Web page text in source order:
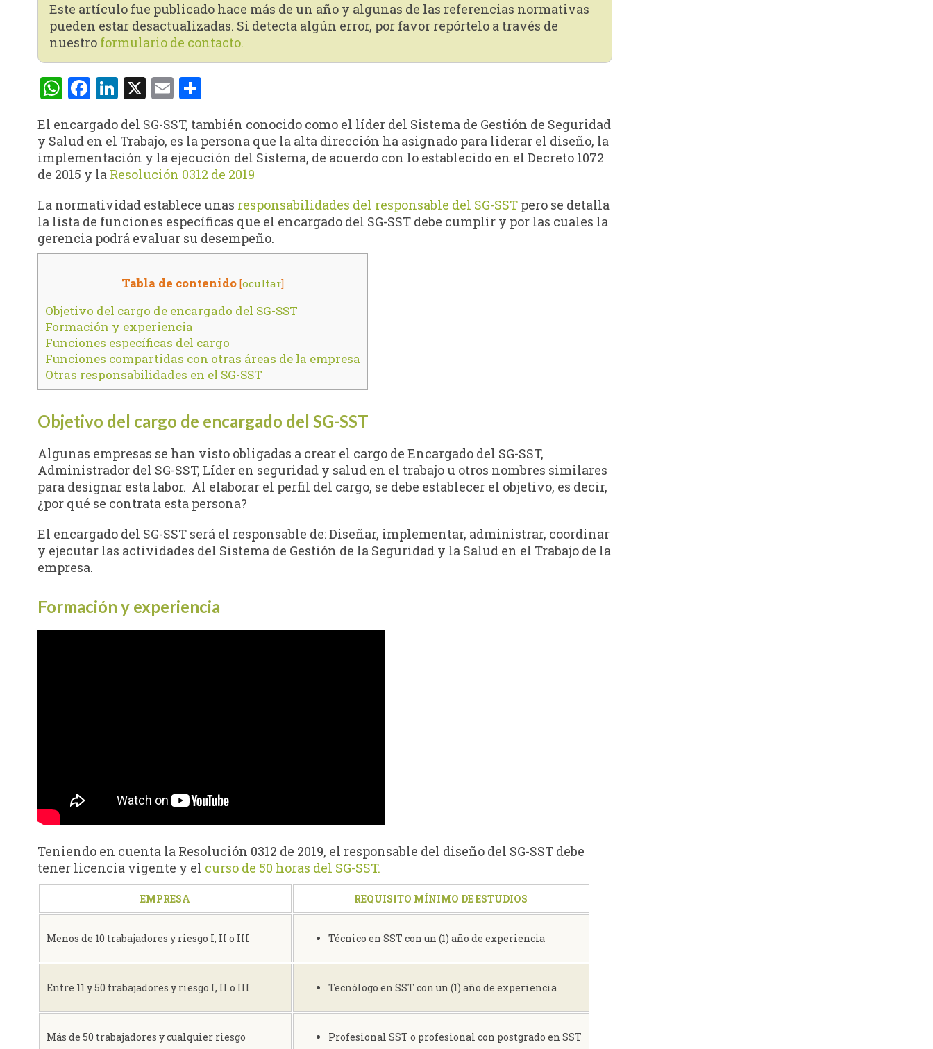
Este artículo fue publicado hace más de un año y algunas de las referencias normativas
pueden estar desactualizadas. Si detecta algún error, por favor repórtelo a través de
nuestro formulario de contacto.
WhatsApp
Facebook
LinkedIn
X EmailCompartir
El encargado del SG-SST, también conocido como el líder del Sistema de Gestión de Seguridad
y Salud en el Trabajo, es la persona que la alta dirección ha asignado para liderar el diseño, la
implementación y la ejecución del Sistema, de acuerdo con lo establecido en el Decreto 1072
de 2015 y la Resolución 0312 de 2019
La normatividad establece unas responsabilidades del responsable del SG-SSTpero se detalla
la lista de funciones específicas que el encargado del SG-SST debe cumplir y por las cuales la
gerencia podrá evaluar su desempeño.
Tabla de contenido [ocultar]
Objetivo del cargo de encargado del SG-SST
Formación y experiencia
Funciones específicas del cargo
Funciones compartidas con otras áreas de la empresa
Otras responsabilidades en el SG-SST
Objetivo del cargo de encargado del SG-SST
Algunas empresas se han visto obligadas a crear el cargo de Encargado del SG-SST,
Administrador del SG-SST, Líder en seguridad y salud en el trabajo u otros nombres similares
para designar esta labor. Al elaborar el perfil del cargo, se debe establecer el objetivo, es decir,
¿por qué se contrata esta persona?
El encargado del SG-SST será el responsable de: Diseñar, implementar, administrar, coordinar
y ejecutar las actividades del Sistema de Gestión de la Seguridad y la Salud en el Trabajo de la
empresa.
Formación y experiencia
Teniendo en cuenta la Resolución 0312 de 2019, el responsable del diseño del SG-SST debe
tener licencia vigente y el curso de 50 horas del SG-SST.
EMPRESA REQUISITO MÍNIMO DE ESTUDIOS
Menos de 10 trabajadores y riesgo I, II o III Técnico en SST con un (1) año de experiencia
Entre 11 y 50 trabajadores y riesgo I, II o III Tecnólogo en SST con un (1) año de experiencia
Más de 50 trabajadores y cualquier riesgo Profesional SST o profesional con postgrado en SST